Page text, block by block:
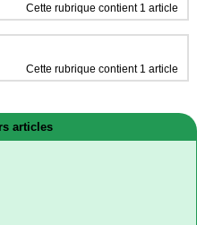
Cette rubrique contient 1 article
Cette rubrique contient 1 article
articles